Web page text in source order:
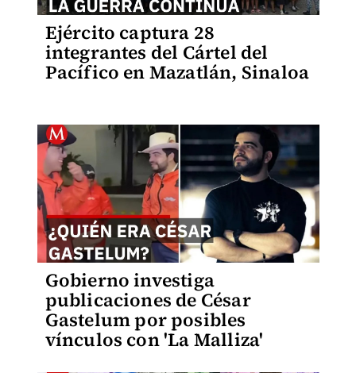
Ejército captura 28
integrantes del Cártel del
Pacífico en Mazatlán, Sinaloa
Gobierno investiga
publicaciones de César
Gastelum por posibles
vínculos con 'La Malliza'